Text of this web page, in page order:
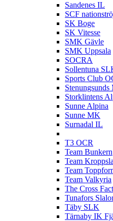
Sandenes IL
SCF
SK Boge
SK Vitesse
SMK Gävle
SMK Uppsala
SOCRA
Sollentuna
Sports Club
Stenungsunds
Storklintens
Sunne Alpina
Sunne MK
Surnadal IL
T3 OCR
Team Bunkern
Team
Team
Team Valkyria
The Cross
Tunafors
Täby SLK
Tärnaby IK